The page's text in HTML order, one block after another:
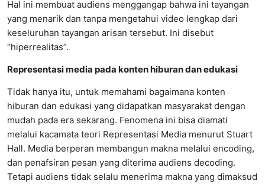
Hal ini membuat audiens menggangap bahwa ini tayangan
yang menarik dan tanpa mengetahui video lengkap dari
keseluruhan tayangan arisan tersebut. Ini disebut
“hiperrealitas”.
Representasi media pada konten hiburan dan edukasi
Tidak hanya itu, untuk memahami bagaimana konten
hiburan dan edukasi yang didapatkan masyarakat dengan
mudah pada era sekarang. Fenomena ini bisa diamati
melalui kacamata teori Representasi Media menurut Stuart
Hall. Media berperan membangun makna melalui encoding,
dan penafsiran pesan yang diterima audiens decoding.
Tetapi audiens tidak selalu menerima makna yang dimaksud